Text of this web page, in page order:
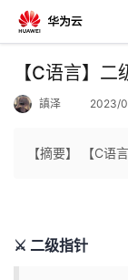
返
【C语言】二
謓泽 2023/
【摘要】 【C语
⚔ 二级指针